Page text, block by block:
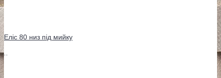
Еліс 80 низ під мийку
..